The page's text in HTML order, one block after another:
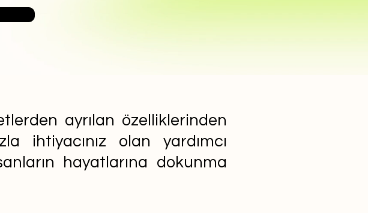
ayrılan özelliklerinden
ihtiyacınız olan yardımcı
hayatlarına dokunma